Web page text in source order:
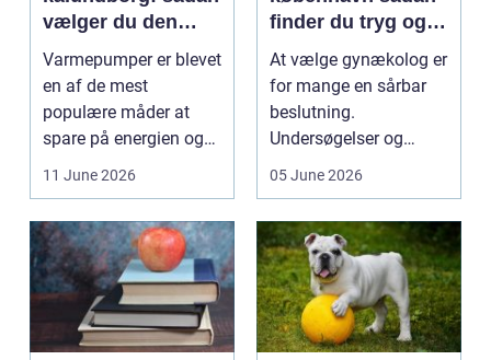
vælger du den
rigtige løsning
Varmepumper er blevet
en af de mest
populære måder at
spare på energien og
få et bedre indeklima
11 June 2026
finder du tryg og
professionel hjælp
At vælge gynækolog er
for mange en sårbar
beslutning.
Undersøgelser og
behandlinger foregår i
05 June 2026